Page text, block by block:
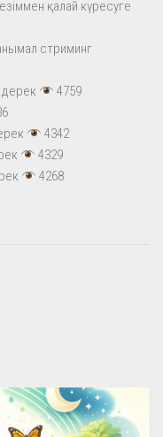
қалай күресуге
стриминг
4759
4342
4329
4268